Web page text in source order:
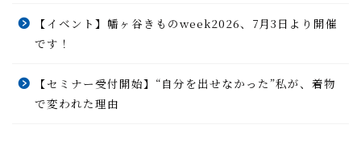
【イベント】幡ヶ谷きものweek2026、7月3日より開催
です！
【セミナー受付開始】“自分を出せなかった”私が、着物
で変われた理由